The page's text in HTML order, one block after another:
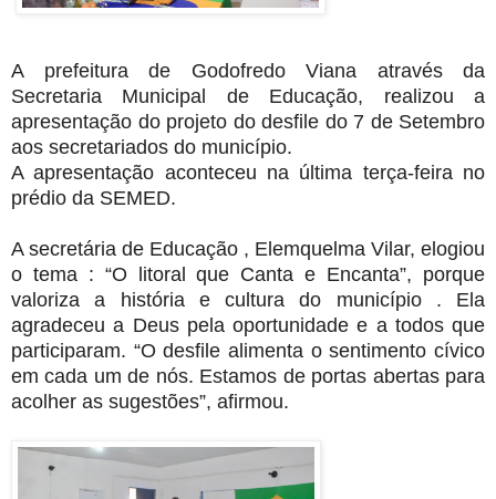
A prefeitura de Godofredo Viana através da
Secretaria Municipal de Educação, realizou a
apresentação do projeto do desfile do 7 de Setembro
aos secretariados do município.
A apresentação aconteceu na última terça-feira no
prédio da SEMED.
A secretária de Educação , Elemquelma Vilar, elogiou
o tema : “O litoral que Canta e Encanta”, porque
valoriza a história e cultura do município . Ela
agradeceu a Deus pela oportunidade e a todos que
participaram. “O desfile alimenta o sentimento cívico
em cada um de nós. Estamos de portas abertas para
acolher as sugestões”, afirmou.